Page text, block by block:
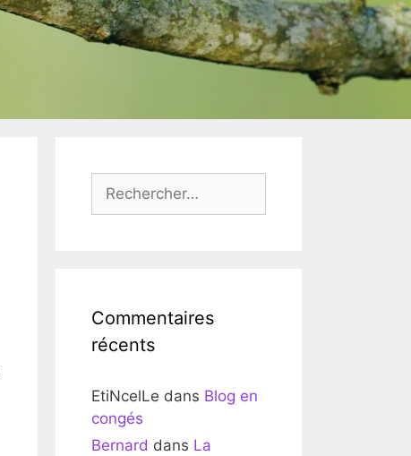
Commentaires
récents
EtiNcelLe dans Blog en
congés
Bernard dans La